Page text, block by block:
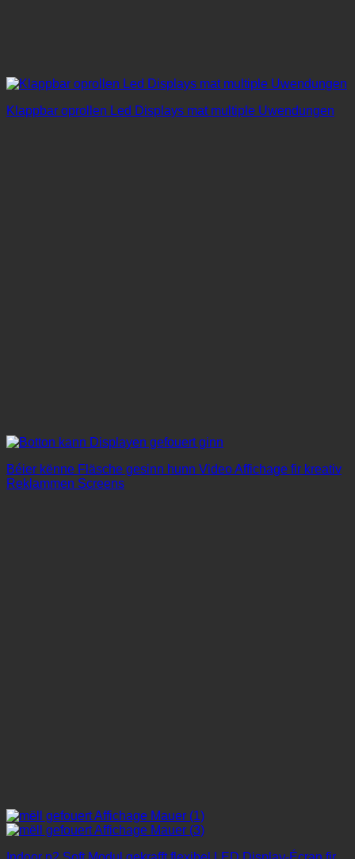
Klappbar oprollen Led Displays mat multiple Uwendungen
Béier kënne Fläsche gesinn hunn Video Affichage fir kreativ
Reklammen Screens